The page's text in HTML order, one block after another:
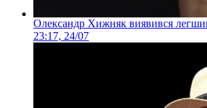
Олександр Хижняк виявився
23:17, 24/07